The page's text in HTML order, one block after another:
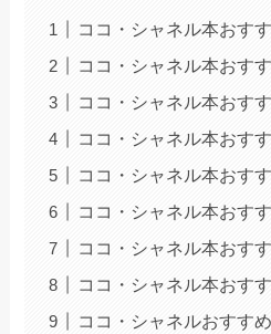
ココ・シャネル本おす
ココ・シャネル本おす
ココ・シャネル本おす
ココ・シャネル本おす
ココ・シャネル本おす
ココ・シャネル本おす
ココ・シャネル本おす
ココ・シャネル本おす
ココ・シャネルおすす